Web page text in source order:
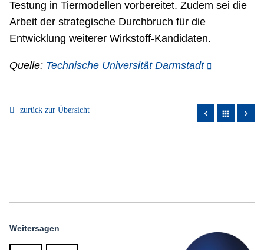
Testung in Tiermodellen vorbereitet. Zudem sei die
Arbeit der strategische Durchbruch für die
Entwicklung weiterer Wirkstoff-Kandidaten.
Quelle: Technische Universität Darmstadt
zurück zur Übersicht apps
Weitersagen